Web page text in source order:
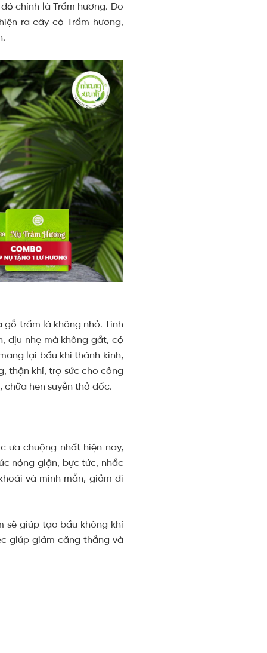
chính là Trầm hương. Do
ra cây có Trầm hương,
trầm là không nhỏ. Tinh
dịu nhẹ mà không gắt, có
lại bầu khí thành kính,
thận khí, trợ sức cho công
hen suyễn thở dốc.
ưa chuộng nhất hiện nay,
nóng giận, bực tức, nhắc
và minh mẫn, giảm đi
sẽ giúp tạo bầu không khí
giúp giảm căng thẳng và